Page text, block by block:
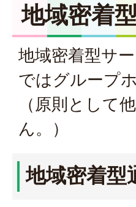
地域密着
地域密着型サ
ではグループ
（原則として
ん。）
地域密着型